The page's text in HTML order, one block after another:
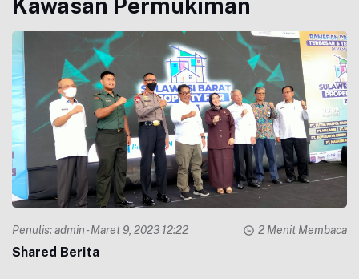
Penulis:admin- Maret 9, 2023 12:22 2 Menit Membaca
Shared Berita